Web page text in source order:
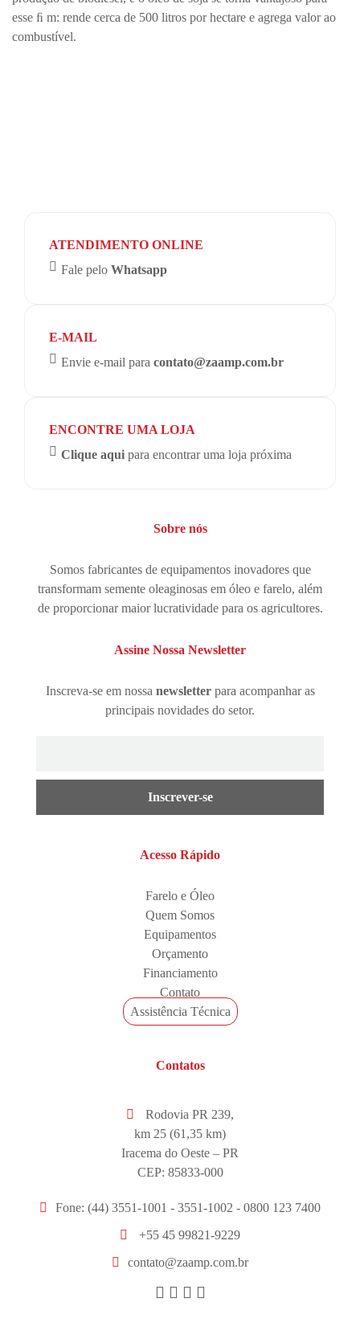
esse ﬁ m: rende cerca de 500 litros por hectare e agrega valor ao
combustível.
ATENDIMENTO ONLINE
Fale pelo Whatsapp
E-MAIL
Envie e-mail para contato@zaamp.com.br
ENCONTRE UMA LOJA
Clique aquipara encontrar uma loja próxima
Sobre nós
Somos fabricantes de equipamentos inovadores que
transformam semente oleaginosas em óleo e farelo, além
de proporcionar maior lucratividade para os agricultores.
Assine Nossa Newsletter
Inscreva-se em nossa newsletterpara acompanhar as
principais novidades do setor.
Inscrever-se
Acesso Rápido
Farelo e Óleo
Quem Somos
Equipamentos
Orçamento
Financiamento
Contato
Assistência Técnica
Contatos
Rodovia PR 239,
km 25 (61,35 km)
Iracema do Oeste – PR
CEP: 85833-000
Fone: (44) 3551-1001 - 3551-1002 - 0800 123 7400
+55 45 99821-9229
contato@zaamp.com.br